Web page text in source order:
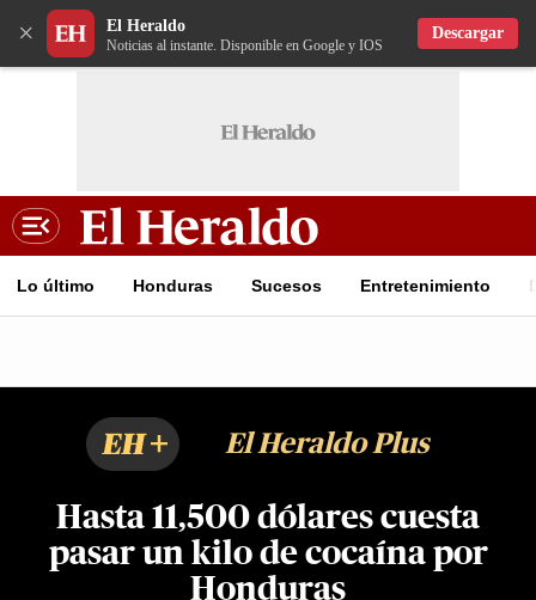
× El Heraldo
Noticias al instante. Disponible en Google y IOS
Descargar
Lo último Honduras Sucesos Entretenimiento
El Heraldo Plus
Hasta 11,500 dólares cuesta
pasar un kilo de cocaína por
Honduras